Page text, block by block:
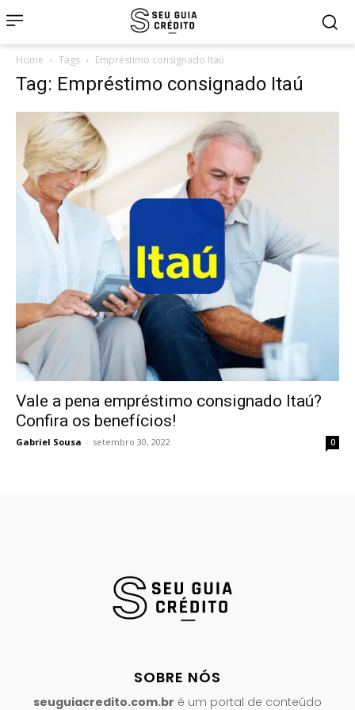
Home Tags Empréstimo consignado Itaú
Tag: Empréstimo consignado Itaú
Vale a pena empréstimo consignado Itaú?
Confira os benefícios!
Gabriel Sousa - setembro 30, 2022 0
SOBRE NÓS
seuguiacredito.com.br é um portal de conteúdo